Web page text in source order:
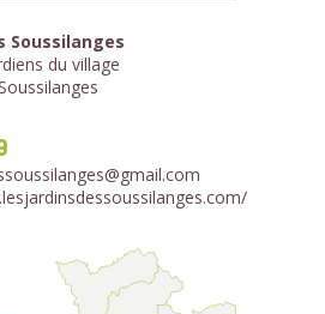
Soussilanges
du village